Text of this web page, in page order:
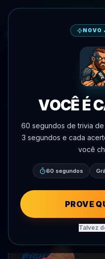
🎮 Fantasy
Michael
sua lutadora
NOVO
VOCÊ É
60 segundos de trivia de
3 segundos e cada
você
60 segundos
PROVE
Talvez